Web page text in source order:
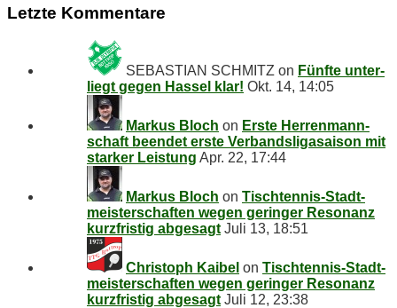
Letz­te Kommentare
SEBASTIAN SCHMITZ on Fünf­te un­ter­
liegt ge­gen Has­sel klar! Okt. 14, 14:05
Markus Bloch on Ers­te Her­ren­mann­
schaft be­en­det ers­te Ver­bands­li­ga­sai­son mit
star­ker Leistung Apr. 22, 17:44
Markus Bloch on Tisch­ten­nis-Stadt­
meis­ter­schaf­ten we­gen ge­rin­ger Re­so­nanz
kurz­fris­tig abgesagt Juli 13, 18:51
Christoph Kaibel on Tisch­ten­nis-Stadt­
meis­ter­schaf­ten we­gen ge­rin­ger Re­so­nanz
kurz­fris­tig abgesagt Juli 12, 23:38